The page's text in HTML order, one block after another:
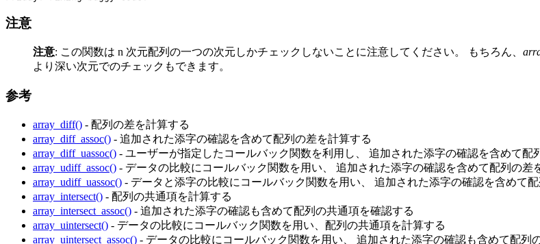
注意
注意: この関数は n 次元配列の一つの次元しかチェックしないことに注意してください。 もちろん、
より深い次元でのチェックもできます。
参考
array_diff() - 配列の差を計算する
array_diff_assoc() - 追加された添字の確認を含めて配列の差を計算する
array_diff_uassoc() - ユーザーが指定したコールバック関数を利用し、 追加された添字の確認を含めて配
array_udiff_assoc() - データの比較にコールバック関数を用い、 追加された添字の確認を含めて配列の差
array_udiff_uassoc() - データと添字の比較にコールバック関数を用い、 追加された添字の確認を含めて
array_intersect() - 配列の共通項を計算する
array_intersect_assoc() - 追加された添字の確認も含めて配列の共通項を確認する
array_uintersect() - データの比較にコールバック関数を用い、配列の共通項を計算する
array_uintersect_assoc() - データの比較にコールバック関数を用い、 追加された添字の確認も含めて配列